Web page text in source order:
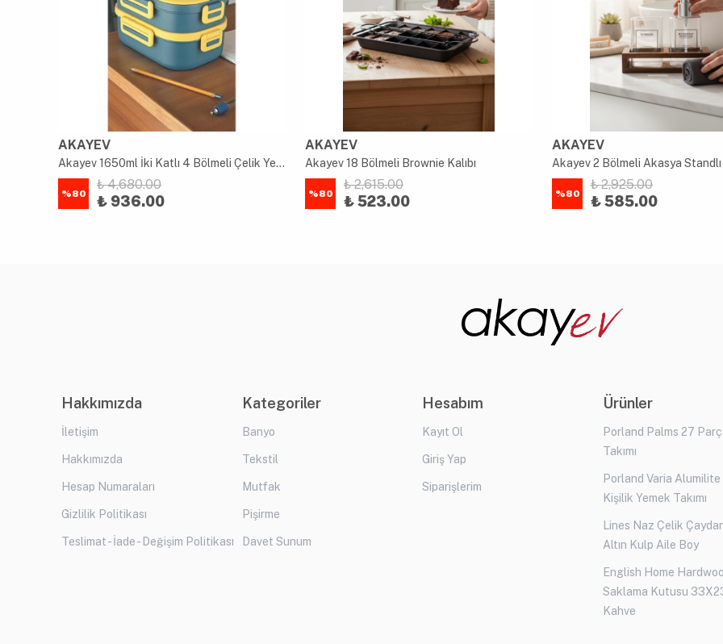
AKAYEV
Akayev 1650ml İki Katlı 4 Bölmeli Çelik Yemek Kabı Mavi
%80
₺ 4,680.00
₺ 936.00
AKAYEV
Akayev 18 Bölmeli Brownie Kalıbı
%80
₺ 2,615.00
₺ 523.00
AKAYEV
%80
₺ 2,925.00
₺ 585.00
Hakkımızda
İletişim
Hakkımızda
Hesap Numaraları
Gizlilik Politikası
Teslimat - İade - Değişim Politikası
Kategoriler
Banyo
Tekstil
Mutfak
Pişirme
Davet Sunum
Hesabım
Kayıt Ol
Giriş Yap
Siparişlerim
Ürünler
Porland Palms 27
Takımı
Porland Varia
Kişilik Yemek Takımı
Lines Naz Çelik
Altın Kulp Aile Boy
English Home
Saklama Kutusu
Kahve